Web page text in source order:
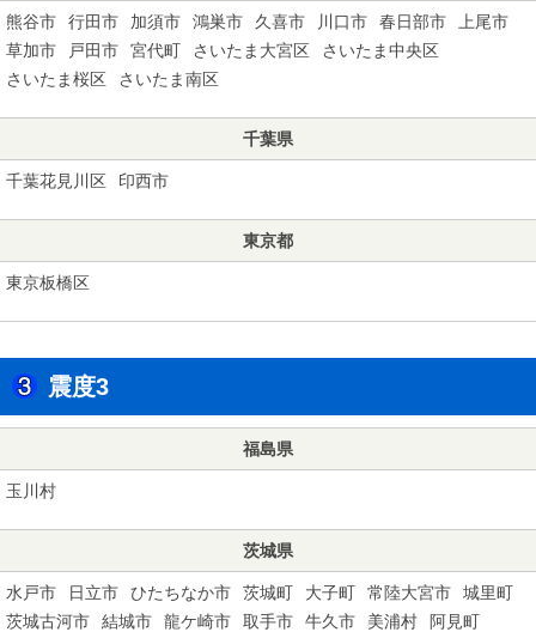
熊谷市 行田市 加須市 鴻巣市 久喜市 川口市 春日部市
上尾市
草加市
戸田市 宮代町 さいたま大宮区
さいたま中央区
さいたま桜区
さいたま南区
千葉県
千葉花見川区 印西市
東京都
東京板橋区
震度3
福島県
玉川村
茨城県
水戸市 日立市 ひたちなか市 茨城町 大子町 常陸大宮市
城里町
茨城古河市
結城市 龍ケ崎市 取手市 牛久市 美浦村
阿見町